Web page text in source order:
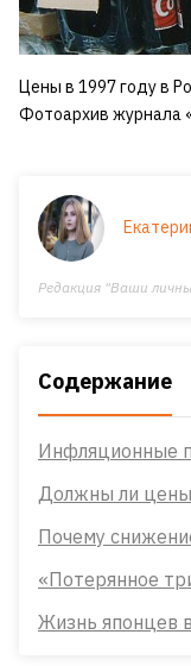
Цены в 1997 году в
Фотоархив журнала
Редакция "Ваши
Содержание
Инфляционные
Должны ли цены
Почему
«Потерянное
Жизнь японцев